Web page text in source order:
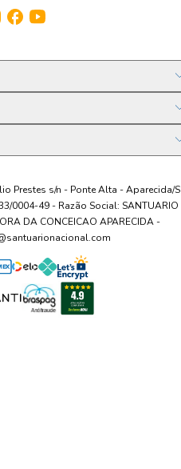
Prestes s/n - Ponte Alta - Aparecida/
0004-49 - Razão Social: SANTUARIO
DA CONCEICAO APARECIDA -